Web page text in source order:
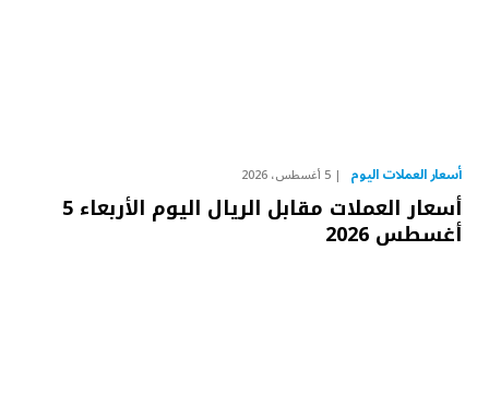
أسعار العملات اليوم 5 أغسطس، 2026
أسعار العملات مقابل الريال اليوم الأربعاء 5
أغسطس 2026